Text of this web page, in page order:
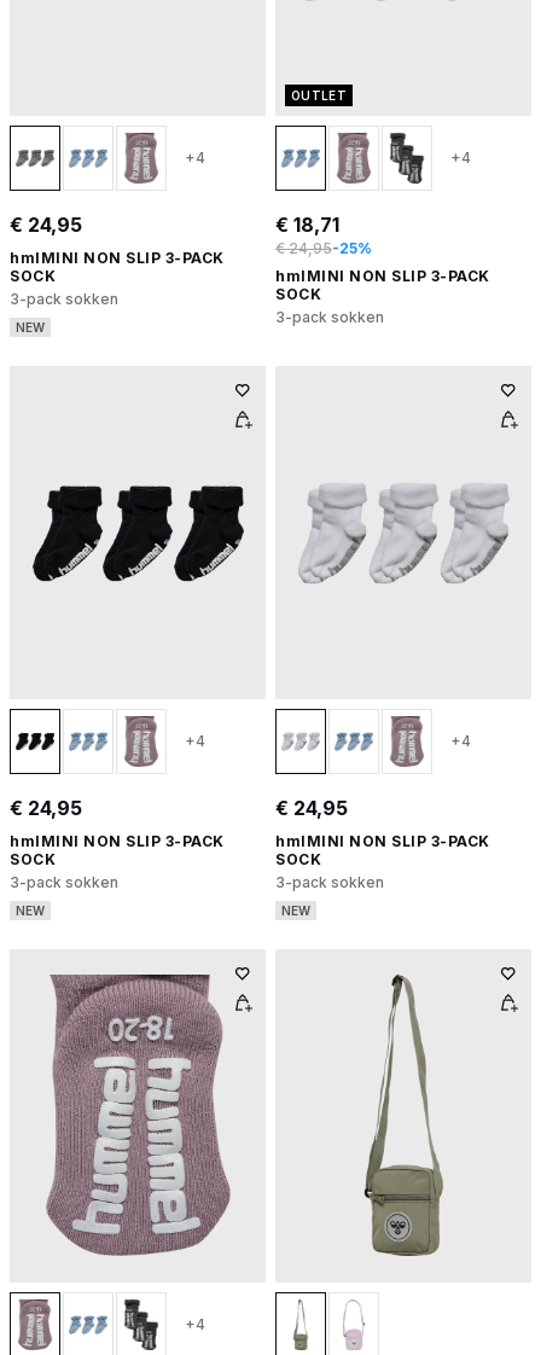
+4
€ 24,95
hmlMINI NON SLIP 3-PACK
SOCK
3-pack sokken
NEW
OUTLET
+4
€ 18,71
€ 24,95-25%
hmlMINI NON SLIP 3-PACK
SOCK
3-pack sokken
+4
€ 24,95
hmlMINI NON SLIP 3-PACK
SOCK
3-pack sokken
NEW
+4
€ 24,95
hmlMINI NON SLIP 3-PACK
SOCK
3-pack sokken
NEW
+4